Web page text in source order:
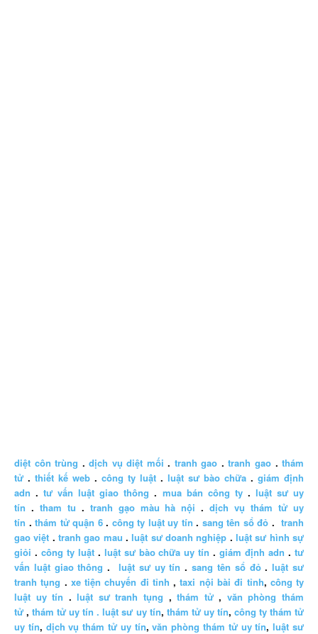
diệt côn trùng .dịch vụ diệt mối . tranh gao .tranh gao .thám
tử . thiết kế web . công ty luật . luật sư bào chữa . giám định
adn .tư vấn luật giao thông . mua bán công ty. luật sư uy
tín . tham tu . tranh gạo màu hà nội .dịch vụ thám tử uy
tín .thám tử quận 6. công ty luật uy tín . sang tên sổ đỏ .tranh
gao việt .tranh gao mau .luật sư doanh nghiệp .luật sư hình sự
giỏi . công ty luật. luật sư bào chữa uy tín .giám định adn .tư
vấn luật giao thông . luật sư uy tín .sang tên sổ đỏ.luật sư
tranh tụng . xe tiện chuyến đi tỉnh ,taxi nội bài đi tỉnh, công ty
luật uy tín .luật sư tranh tụng ,thám tử, văn phòng thám
tử ,thám tử uy tín . luật sư uy tín, thám tử uy tín, công ty thám tử
uy tín, dịch vụ thám tử uy tín,văn phòng thám tử uy tín,luật sư